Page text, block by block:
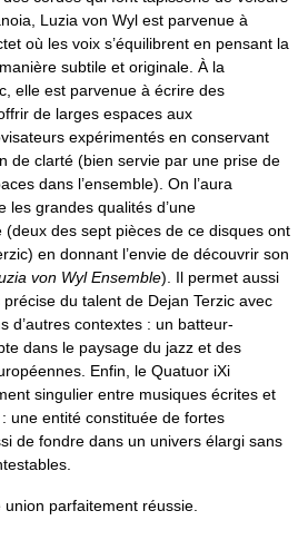
Luzia von Wyl est parvenue à
où les voix s’équilibrent en pensant la
subtile et originale. À la
elle est parvenue à écrire des
de larges espaces aux
expérimentés en conservant
de clarté (bien servie par une prise de
dans l’ensemble). On l’aura
les grandes qualités d’une
des sept pièces de ce disques ont
en donnant l’envie de découvrir son
von Wyl Ensemble). Il permet aussi
du talent de Dejan Terzic avec
d’autres contextes : un batteur-
dans le paysage du jazz et des
Enfin, le Quatuor iXi
singulier entre musiques écrites et
une entité constituée de fortes
de fondre dans un univers élargi sans
union parfaitement réussie.